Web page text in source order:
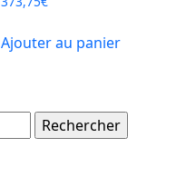
Ajouter au panier